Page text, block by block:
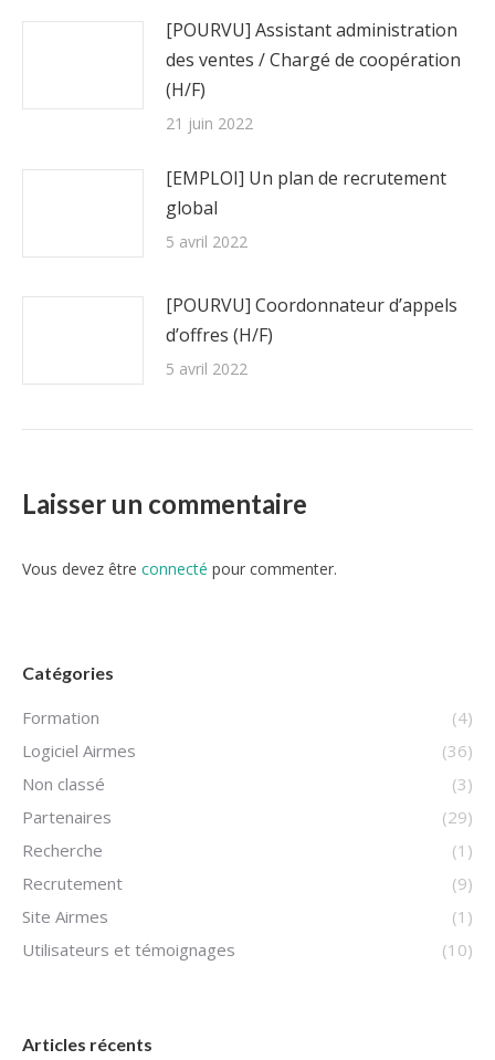
[POURVU] Assistant administration
des ventes / Chargé de coopération
(H/F)
21 juin 2022
[EMPLOI] Un plan de recrutement
global
5 avril 2022
[POURVU] Coordonnateur d’appels
d’offres (H/F)
5 avril 2022
Laisser un commentaire
Vous devez être connecté pour commenter.
Catégories
Formation
(4)
Logiciel Airmes
(36)
Non classé
(3)
Partenaires
(29)
Recherche
(1)
Recrutement
(9)
Site Airmes
(1)
Utilisateurs et témoignages
(10)
Articles récents